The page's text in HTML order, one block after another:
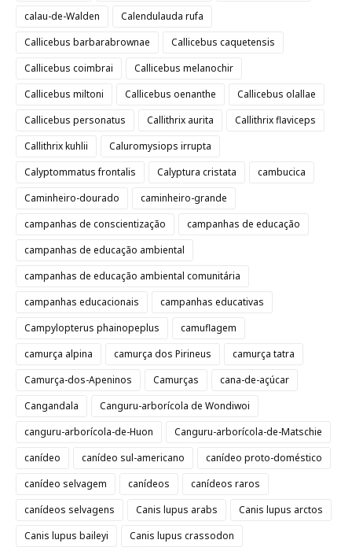
calau-de-Walden
Calendulauda rufa
Callicebus barbarabrownae
Callicebus caquetensis
Callicebus coimbrai
Callicebus melanochir
Callicebus miltoni
Callicebus oenanthe
Callicebus olallae
Callicebus personatus
Callithrix aurita
Callithrix flaviceps
Callithrix kuhlii
Caluromysiops irrupta
Calyptommatus frontalis
Calyptura cristata
cambucica
Caminheiro-dourado
caminheiro-grande
campanhas de conscientização
campanhas de educação
campanhas de educação ambiental
campanhas de educação ambiental comunitária
campanhas educacionais
campanhas educativas
Campylopterus phainopeplus
camuflagem
camurça alpina
camurça dos Pirineus
camurça tatra
Camurça-dos-Apeninos
Camurças
cana-de-açúcar
Cangandala
Canguru-arborícola de Wondiwoi
canguru-arborícola-de-Huon
Canguru-arborícola-de-Matschie
canídeo
canídeo sul-americano
canídeo proto-doméstico
canídeo selvagem
canídeos
canídeos raros
canídeos selvagens
Canis lupus arabs
Canis lupus arctos
Canis lupus baileyi
Canis lupus crassodon